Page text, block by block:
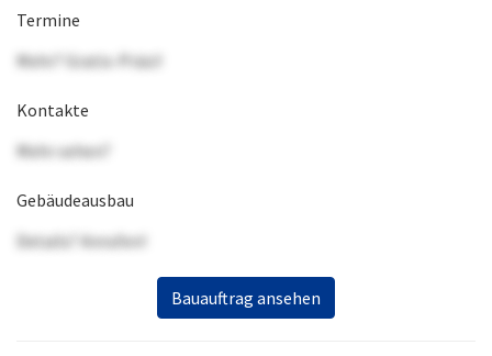
Termine
Mehr? Gratis-Präsi!
Kontakte
Mehr sehen?
Gebäudeausbau
Details? Anrufen!
Bauauftrag ansehen